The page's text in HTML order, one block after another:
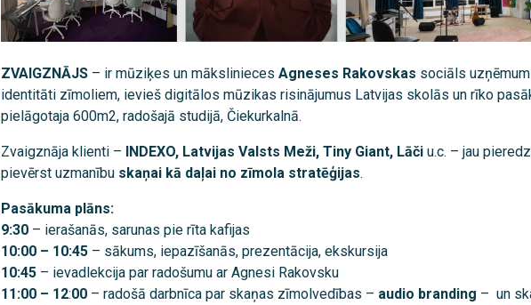
ZVAIGZNĀJS – ir mūziķes un mākslinieces Agneses Rakovskas sociāls
identitāti zīmoliem, ievieš digitālos mūzikas risinājumus Latvijas skolās un rīko
pielāgotaja 600m2, radošajā studijā, Čiekurkalnā.
Zvaigznāja klienti – INDEXO, Latvijas Valsts Meži, Tiny Giant, Lāči u.c. – jau
pievērst uzmanību skaņai kā daļai no zīmola stratēģijas.
Pasākuma plāns:
9:30 – ierašanās, sarunas pie rīta kafijas
10:00 – 10:45 – sākums, iepazīšanās, prezentācija, ekskursija
10:45 – ievadlekcija par radošumu ar Agnesi Rakovsku
11:00 – 12:00 – radošā darbnīca par skaņas zīmolvedības – audio branding – un